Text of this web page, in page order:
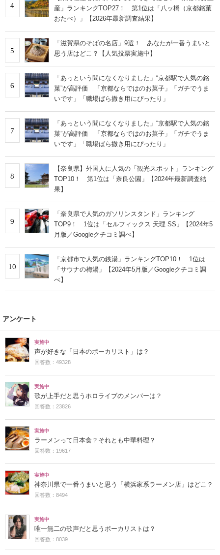
4
産」ランキングTOP27！ 第1位は「八ッ橋（京都銘菓
おたべ）」【2026年最新調査結果】
5
「滋賀県のそばの名店」9選！ あなたが一番うまいと
思う店はどこ？【人気投票実施中】
6
「あっという間になくなりました」“京都駅で人気の銘
菓”が高評価 「京都ならではのお菓子」「ガチでうま
いです」「職場ばら撒き用にぴったり」
7
「あっという間になくなりました」“京都駅で人気の銘
菓”が高評価 「京都ならではのお菓子」「ガチでうま
いです」「職場ばら撒き用にぴったり」
8
【奈良県】外国人に人気の「観光スポット」ランキング
TOP10！ 第1位は「奈良公園」【2024年最新調査結
果】
9
「奈良県で人気のガソリンスタンド」ランキング
TOP9！ 1位は「セルフィックス 天理 SS」【2024年5
月版／Googleクチコミ調べ】
10
「京都市で人気の銭湯」ランキングTOP10！ 1位は
「サウナの梅湯」【2024年5月版／Googleクチコミ調
べ】
アンケート
実施中
声が好きな「日本のボーカリスト」は？
回答数：49328
実施中
歌が上手だと思うホロライブのメンバーは？
回答数：23826
実施中
ラーメンって日本食？それとも中華料理？
回答数：19617
実施中
神奈川県で一番うまいと思う「横浜家系ラーメン店」はどこ？
回答数：8494
実施中
唯一無二の歌声だと思うボーカリストは？
回答数：8039